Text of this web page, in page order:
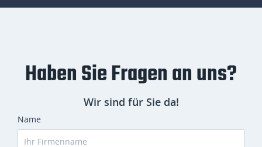
Haben Sie Fragen an uns?
Wir sind für Sie da!
Name